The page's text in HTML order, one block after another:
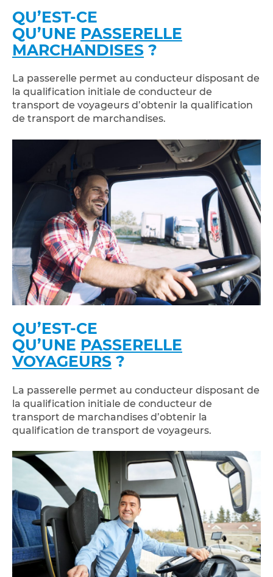
QU’EST-CE
QU’UNE PASSERELLE
MARCHANDISES ?
La passerelle permet au conducteur disposant de
la qualification initiale de conducteur de
transport de voyageurs d’obtenir la qualification
de transport de marchandises.
QU’EST-CE
QU’UNE PASSERELLE
VOYAGEURS ?
La passerelle permet au conducteur disposant de
la qualification initiale de conducteur de
transport de marchandises d’obtenir la
qualification de transport de voyageurs.